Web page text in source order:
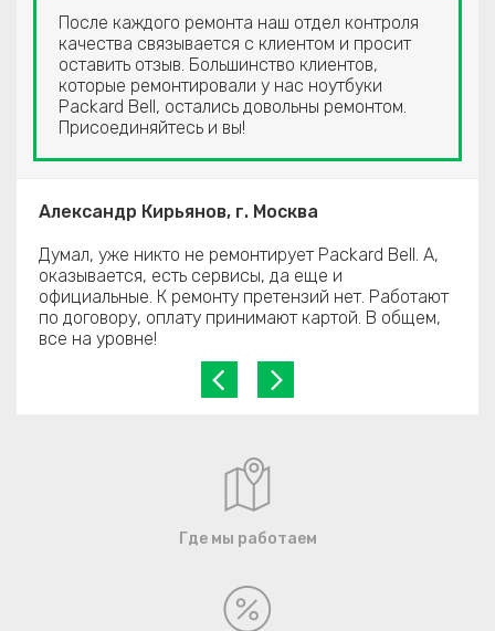
После каждого ремонта наш отдел контроля
качества связывается с клиентом и просит
оставить отзыв. Большинство клиентов,
которые ремонтировали у нас ноутбуки
Packard Bell, остались довольны ремонтом.
Присоединяйтесь и вы!
Александр Кирьянов, г. Москва
Думал, уже никто не ремонтирует Packard Bell. А,
оказывается, есть сервисы, да еще и
официальные. К ремонту претензий нет. Работают
по договору, оплату принимают картой. В общем,
все на уровне!
Где мы работаем